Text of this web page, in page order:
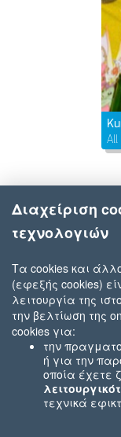
Διαχείριση
τεχνολογιών
Τα cookies και
(εφεξής cookies)
λειτουργία της
την βελτίωση της
cookies για:
την
ή για την
οποία έχετε
τεχνικά
που εσείς